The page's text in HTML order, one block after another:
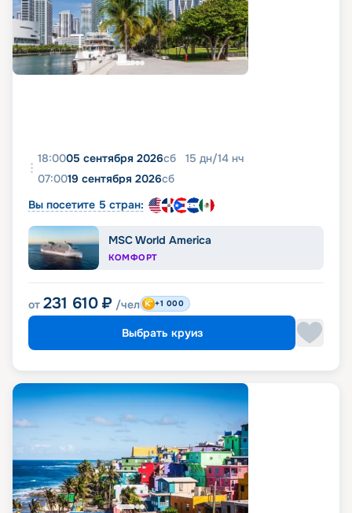
18:0005 сентября 2026сб 15 дн/14 нч
07:0019 сентября 2026сб
Вы посетите 5 стран:
MSC World America
КОМФОРТ
от 231 610 ₽ /чел +1 000
Выбрать круиз